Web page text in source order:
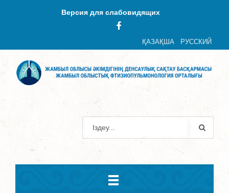
Версия для слабовидящих
ҚАЗАҚША РУССКИЙ